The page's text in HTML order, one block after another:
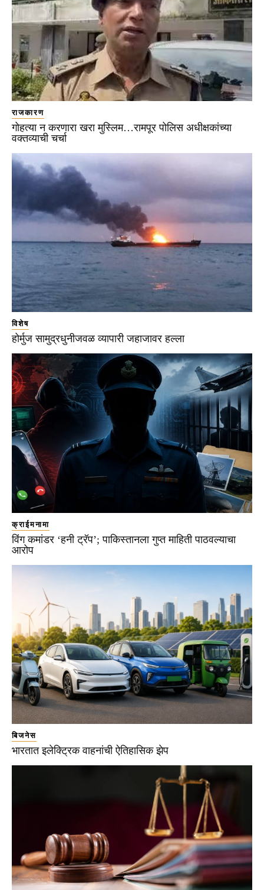
राजकारण
गोहत्या न करणारा खरा मुस्लिम…रामपूर पोलिस अधीक्षकांच्या
वक्तव्याची चर्चा
विशेष
होर्मुज सामुद्रधुनीजवळ व्यापारी जहाजावर हल्ला
क्राईमनामा
विंग कमांडर ‘हनी ट्रॅप’; पाकिस्तानला गुप्त माहिती पाठवल्याचा
आरोप
बिजनेस
भारतात इलेक्ट्रिक वाहनांची ऐतिहासिक झेप